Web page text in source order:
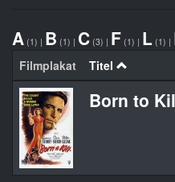
A (1) | B (1) | C (3) | F (1) | L (1) |
Filmplakat Titel
Born to